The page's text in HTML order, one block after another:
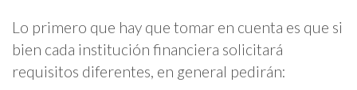
Lo primero que hay que tomar en cuenta es que si
bien cada institución financiera solicitará
requisitos diferentes, en general pedirán: